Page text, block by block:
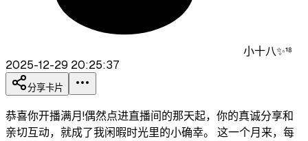
小十八✨¹⁸
2025-12-29 20:25:37
分享卡片
恭喜你开播满月!偶然点进直播间的那天起，你的真诚分享和
亲切互动，就成了我闲暇时光里的小确幸。 这一个月来，每